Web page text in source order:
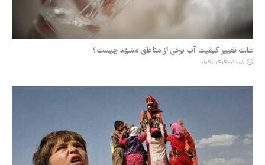
علت تغییر کیفیت آب برخی از مناطق مشهد چیست؟
۱۴۰۴-۱۲-۰۸ ۰۹:۴۱